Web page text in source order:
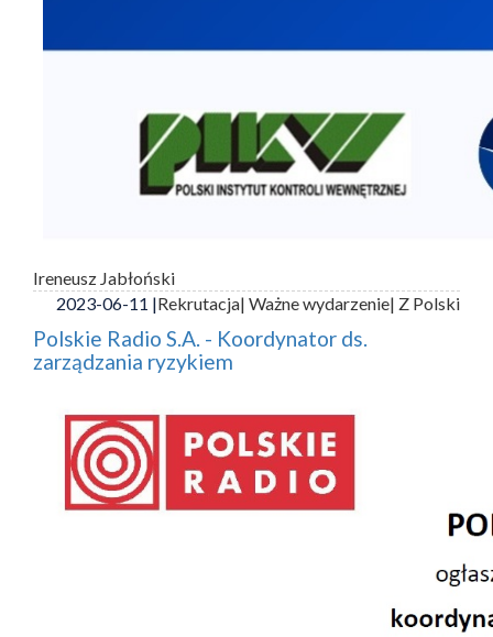
Ireneusz Jabłoński
2023-06-11 |Rekrutacja| Ważne wydarzenie| Z Polski
Polskie Radio S.A. - Koordynator ds.
zarządzania ryzykiem